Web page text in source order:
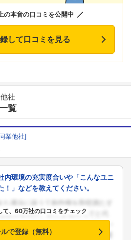
の本音の口コミを公開中
して口コミを見る
社
覧
業他社]
内環境の充実度合いや「こんなユニ
！」などを教えてください。
て、60万社の口コミをチェック
で登録（無料）